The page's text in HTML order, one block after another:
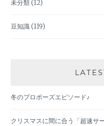
未分類(12)
豆知識(119)
冬のプロポーズエピソード♪
クリスマスに間に合う「超速サ